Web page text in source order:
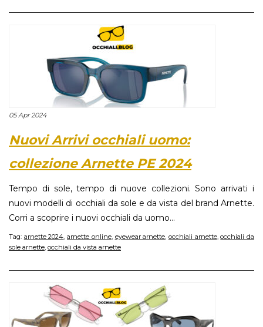
05 Apr 2024
Nuovi Arrivi occhiali uomo:
collezione Arnette PE 2024
Tempo di sole, tempo di nuove collezioni. Sono arrivati i
nuovi modelli di occhiali da sole e da vista del brand Arnette.
Corri a scoprire i nuovi occhiali da uomo...
Tag: arnette 2024,arnette online, eyewear arnette, occhiali arnette,occhiali da
sole arnette, occhiali da vista arnette